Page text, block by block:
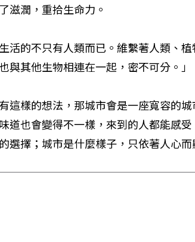
滋潤，重拾生命力。
活的不只有人類而已。維繫著人類、
其他生物相連在一起，密不可分。」
這樣的想法，那城市會是一座寬容的
道也會變得不一樣，來到的人都能感
選擇；城市是什麼樣子，只依著人心而